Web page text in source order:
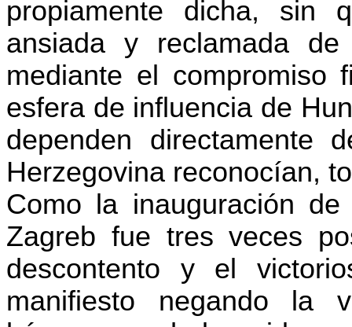
propiamente dicha, sin
ansiada y reclamada
mediante el compromiso
esfera de influencia de
dependen directamente
Herzegovina reconocían,
Como la inauguración
Zagreb fue tres veces
descontento y el
manifiesto negando la